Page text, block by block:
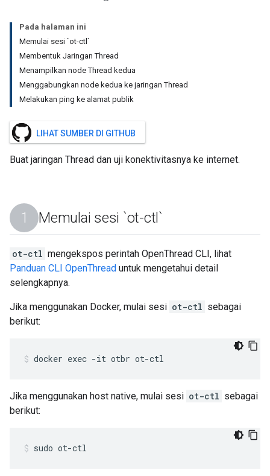
Pada halaman ini
Memulai sesi `ot-ctl`
Membentuk Jaringan Thread
Menampilkan node Thread kedua
Menggabungkan node kedua ke jaringan Thread
Melakukan ping ke alamat publik
LIHAT SUMBER DI GITHUB
Buat jaringan Thread dan uji konektivitasnya ke internet.
Memulai sesi `ot-ctl`
ot-ctl mengekspos perintah OpenThread CLI, lihat
Panduan CLI OpenThread untuk mengetahui detail
selengkapnya.
Jika menggunakan Docker, mulai sesi ot-ctl sebagai
berikut:
docker exec -it otbr ot-ctl
Jika menggunakan host native, mulai sesi ot-ctl sebagai
berikut:
sudo ot-ctl